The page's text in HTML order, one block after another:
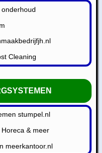
Cleaning
stumpel.nl
Horeca & meer
meerkantoor.nl